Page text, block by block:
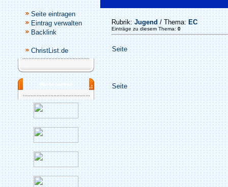
Seite eintragen
Eintrag verwalten
Backlink
ChristList.de
Werbepartner
Rubrik:Jugend/ Thema: EC
Einträge zu diesem Thema:0
Seite
Seite